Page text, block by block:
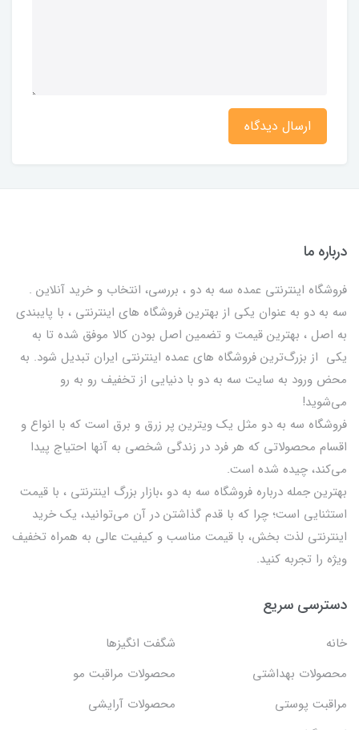
ارسال دیدگاه
درباره ما
فروشگاه اینترنتی عمده سه به دو ، بررسی، انتخاب و خرید آنلاین .
سه به دو به عنوان یکی از بهترين فروشگاه های اینترنتی ، با پایبندی
به اصل ، بهترين قيمت و تضمین اصل‌ بودن کالا موفق شده تا به
يكي از بزرگ‌ترين فروشگاه هاي عمده اینترنتی ایران تبدیل شود. به
محض ورود به سایت سه به دو با دنیایی از تخفيف رو به رو
می‌شوید!
فروشگاه سه به دو مثل یک ویترین پر زرق و برق است که با انواع و
اقسام محصولاتی که هر فرد در زندگی شخصی به آنها احتیاج پیدا
می‌کند، چیده شده است.
بهترين جمله درباره فروشگاه سه به دو ،بازار بزرگ اینترنتی ، با قيمت
استثنايي است؛ چرا که با قدم گذاشتن در آن می‌توانید، یک خرید
اینترنتی لذت بخش، با قیمت مناسب و کیفیت عالی به همراه تخفیف
ویژه را تجربه کنید.
دسترسی سریع
خانه
شگفت انگيزها
محصولات بهداشتي
محصولات مراقبت مو
مراقبت پوستی
محصولات آرایشی